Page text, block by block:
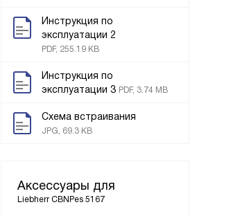
Инструкция по
эксплуатации 2
PDF, 255.19 KB
Инструкция по
эксплуатации 3 PDF, 3.74 MB
Схема встраивания
JPG, 69.3 KB
Аксессуары для
Liebherr CBNPes 5167